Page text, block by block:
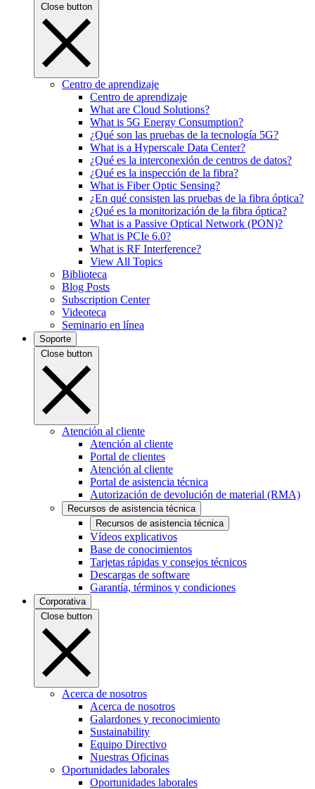
Close button
Centro de aprendizaje
Centro de aprendizaje
What are Cloud Solutions?
What is 5G Energy Consumption?
¿Qué son las pruebas de la tecnología 5G?
What is a Hyperscale Data Center?
¿Qué es la interconexión de centros de datos?
¿Qué es la inspección de la fibra?
What is Fiber Optic Sensing?
¿En qué consisten las pruebas de la fibra óptica?
¿Qué es la monitorización de la fibra óptica?
What is a Passive Optical Network (PON)?
What is PCIe 6.0?
What is RF Interference?
View All Topics
Biblioteca
Blog Posts
Subscription Center
Videoteca
Seminario en línea
Soporte
Close button
Atención al cliente
Atención al cliente
Portal de clientes
Atención al cliente
Portal de asistencia técnica
Autorización de devolución de material (RMA)
Recursos de asistencia técnica
Recursos de asistencia técnica
Vídeos explicativos
Base de conocimientos
Tarjetas rápidas y consejos técnicos
Descargas de software
Garantía, términos y condiciones
Corporativa
Close button
Acerca de nosotros
Acerca de nosotros
Galardones y reconocimiento
Sustainability
Equipo Directivo
Nuestras Oficinas
Oportunidades laborales
Oportunidades laborales